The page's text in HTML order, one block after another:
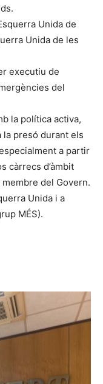
Unida de
Unida de les
executiu de
del
la política activa,
presó durant els
a partir
càrrecs d’àmbit
del Govern.
Unida i a
MÉS).